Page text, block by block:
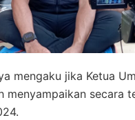
mengaku jika Ketua
menyampaikan secara